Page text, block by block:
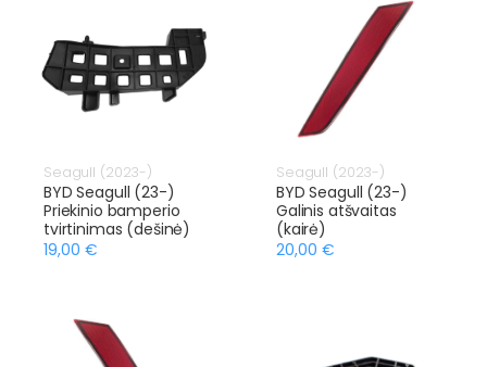
Seagull (2023-)
BYD Seagull (23-)
Priekinio bamperio
tvirtinimas (dešinė)
19,00 €
Seagull (2023-)
BYD Seagull (23-)
Galinis atšvaitas
(kairė)
20,00 €